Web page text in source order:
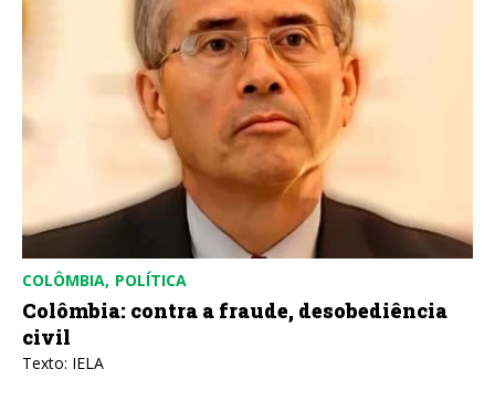
COLÔMBIA POLÍTICA
Colômbia: contra a fraude, desobediência
civil
Texto: IELA